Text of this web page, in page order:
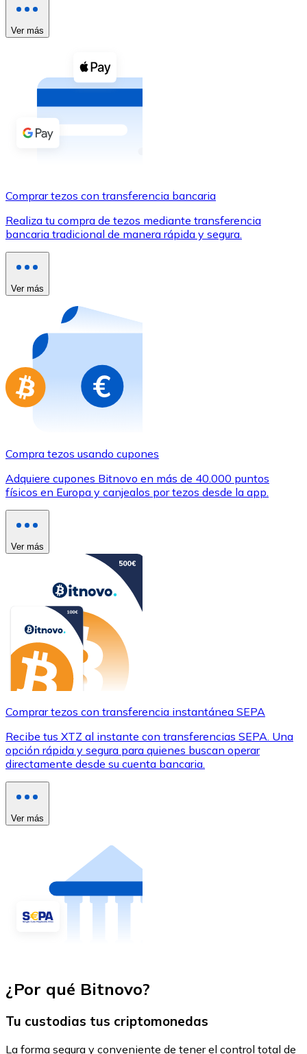
Compra criptomonedas con efectivo en tu tienda más
Comprar con efectivo
Transferencia SEPA
Añade fondos a tu cuenta Bitnovo o realiza compras
Comprar con Transferencia
Utiliza tarjetas Visa y Mastercard para comprar
Comprar con tarjeta
Tienda - Tarjetas regalo
Nuevo
Compra tarjetas regalo de tus marcas favoritas con
Ir a la tienda de tarjetas regalo
Ver más
Comprar tezos con transferencia bancaria
Realiza tu compra de tezos mediante transferencia
bancaria tradicional de manera rápida y segura.
Ver más
Compra tezos usando cupones
Adquiere cupones Bitnovo en más de 40.000 puntos
físicos en Europa y canjealos por tezos desde la app.
Ver más
Comprar tezos con transferencia instantánea SEPA
Recibe tus XTZ al instante con transferencias SEPA. Una
opción rápida y segura para quienes buscan operar
directamente desde su cuenta bancaria.
Ver más
¿Por qué Bitnovo?
Tu custodias tus criptomonedas
La forma segura y conveniente de tener el control total de